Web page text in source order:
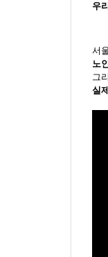
우
서
노
그
실